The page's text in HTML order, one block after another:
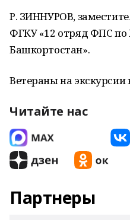
Р. ЗИННУРОВ,
ФГКУ «12 отряд ФПС по
Башкортостан».
Ветераны на
Читайте нас
Партнеры